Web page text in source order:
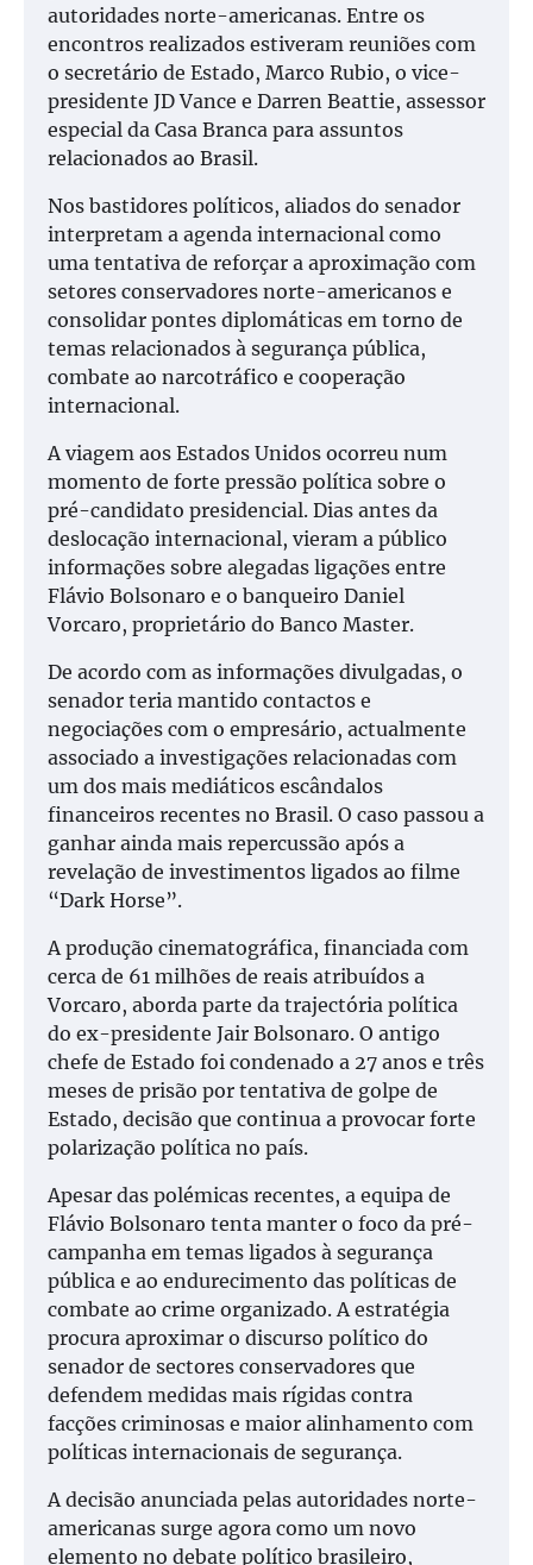
autoridades norte-americanas. Entre os
encontros realizados estiveram reuniões com
o secretário de Estado, Marco Rubio, o vice-
presidente JD Vance e Darren Beattie, assessor
especial da Casa Branca para assuntos
relacionados ao Brasil.
Nos bastidores políticos, aliados do senador
interpretam a agenda internacional como
uma tentativa de reforçar a aproximação com
setores conservadores norte-americanos e
consolidar pontes diplomáticas em torno de
temas relacionados à segurança pública,
combate ao narcotráfico e cooperação
internacional.
A viagem aos Estados Unidos ocorreu num
momento de forte pressão política sobre o
pré-candidato presidencial. Dias antes da
deslocação internacional, vieram a público
informações sobre alegadas ligações entre
Flávio Bolsonaro e o banqueiro Daniel
Vorcaro, proprietário do Banco Master.
De acordo com as informações divulgadas, o
senador teria mantido contactos e
negociações com o empresário, actualmente
associado a investigações relacionadas com
um dos mais mediáticos escândalos
financeiros recentes no Brasil. O caso passou a
ganhar ainda mais repercussão após a
revelação de investimentos ligados ao filme
“Dark Horse”.
A produção cinematográfica, financiada com
cerca de 61 milhões de reais atribuídos a
Vorcaro, aborda parte da trajectória política
do ex-presidente Jair Bolsonaro. O antigo
chefe de Estado foi condenado a 27 anos e três
meses de prisão por tentativa de golpe de
Estado, decisão que continua a provocar forte
polarização política no país.
Apesar das polémicas recentes, a equipa de
Flávio Bolsonaro tenta manter o foco da pré-
campanha em temas ligados à segurança
pública e ao endurecimento das políticas de
combate ao crime organizado. A estratégia
procura aproximar o discurso político do
senador de sectores conservadores que
defendem medidas mais rígidas contra
facções criminosas e maior alinhamento com
políticas internacionais de segurança.
A decisão anunciada pelas autoridades norte-
americanas surge agora como um novo
elemento no debate político brasileiro,